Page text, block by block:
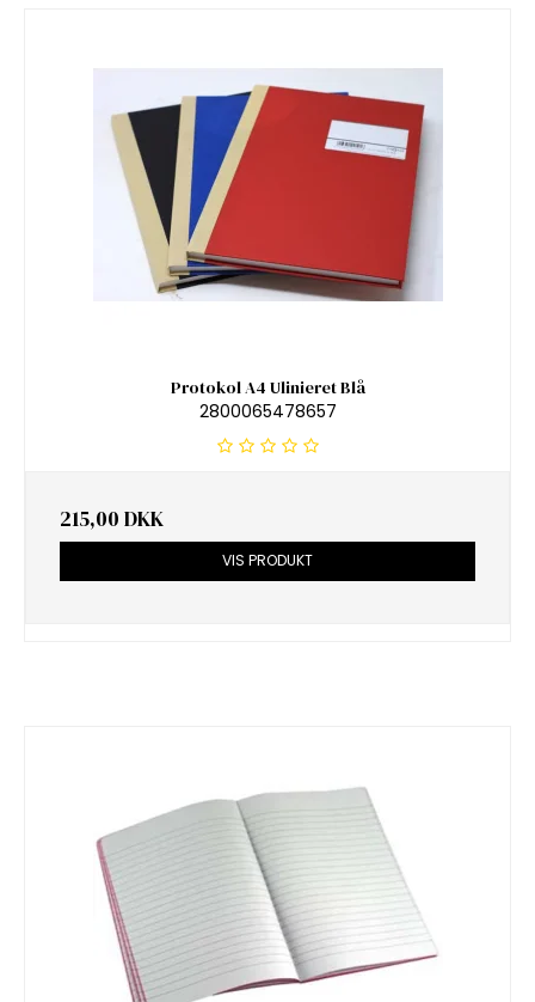
Protokol A4 Ulinieret Blå
2800065478657
215,00 DKK
VIS PRODUKT